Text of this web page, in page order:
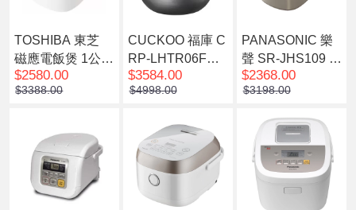
TOSHIBA 東芝
磁應電飯煲 1公升
白色 RC-DR10T
W(白色)
$2580.00
$3388.00
CUCKOO 福庫 C
RP-LHTR06FD T
WIN雙壓IH多功
能發芽飯煲 黑色
$3584.00
$4998.00
PANASONIC 樂
聲 SR-JHS109 IH
磁應金鑽西施電
飯煲(1.0公升)
$2368.00
$3198.00